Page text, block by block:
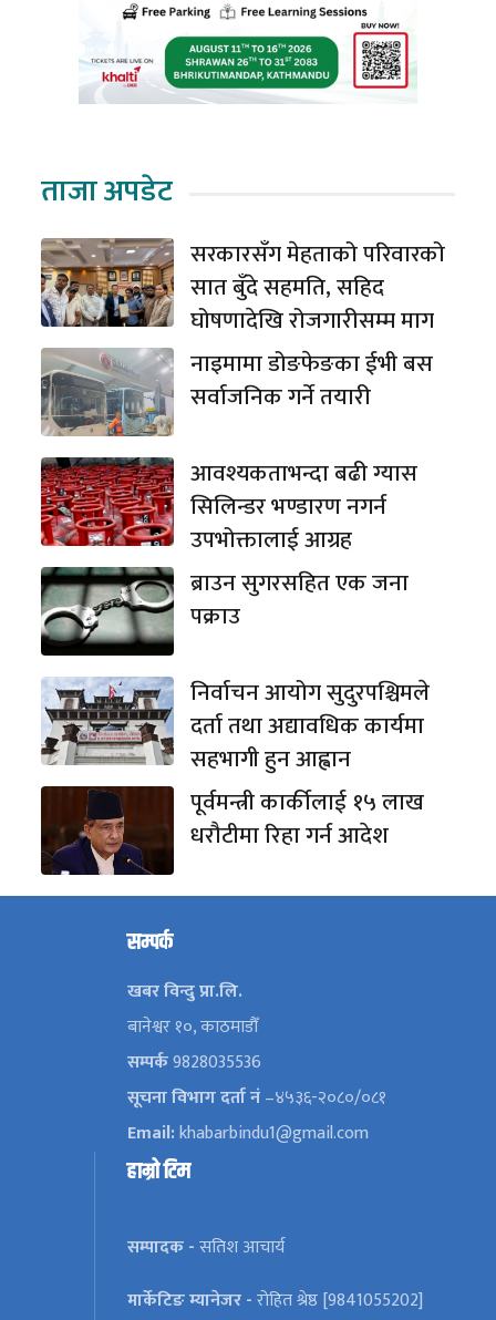
ताजा अपडेट
सरकारसँग मेहताको परिवारको
सात बुँदे सहमति, सहिद
घोषणादेखि रोजगारीसम्म माग
नाइमामा डोङफेङका ईभी बस
सर्वाजनिक गर्ने तयारी
आवश्यकताभन्दा बढी ग्यास
सिलिन्डर भण्डारण नगर्न
उपभोक्तालाई आग्रह
ब्राउन सुगरसहित एक जना
पक्राउ
निर्वाचन आयोग सुदुरपश्चिमले
दर्ता तथा अद्यावधिक कार्यमा
सहभागी हुन आह्वान
पूर्वमन्त्री कार्कीलाई १५ लाख
धरौटीमा रिहा गर्न आदेश
सम्पर्क
खबर विन्दु प्रा.लि.
बानेश्वर १०, काठमाडौँ
सम्पर्क9828035536
सूचना विभाग दर्ता नं–४५३६-२०८०/०८१
Email:khabarbindu1@gmail.com
हाम्रो टिम
सम्पादक -सतिश आचार्य
मार्केटिङ म्यानेजर -रोहित श्रेष्ठ [9841055202]